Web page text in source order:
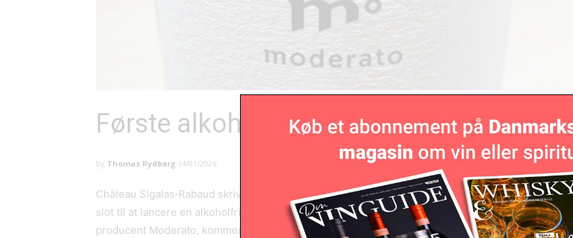
Første alkoholfrie Sauternes
By Thomas Rydberg 14/01/2026
Château Sigalas‑Rabaud skriver vinhistorie som det første Sauternes Premier Grand Cru Classé-
slot til at lancere en alkoholfri vin. Den nye udgivelse, skabt i samarbejde med den Paris-baserede
producent Moderato, kommer på markedet på Valentinsdag og er samtidig den første alkoholfri vin